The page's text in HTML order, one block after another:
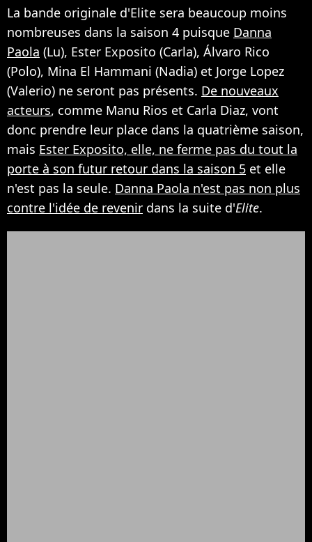
La bande originale d'Elite sera beaucoup moins
nombreuses dans la saison 4 puisque Danna
Paola (Lu), Ester Exposito (Carla), Álvaro Rico
(Polo), Mina El Hammani (Nadia) et Jorge Lopez
(Valerio) ne seront pas présents. De nouveaux
acteurs, comme Manu Rios et Carla Diaz, vont
donc prendre leur place dans la quatrième saison,
mais Ester Exposito, elle, ne ferme pas du tout la
porte à son futur retour dans la saison 5 et elle
n'est pas la seule. Danna Paola n'est pas non plus
contre l'idée de revenir dans la suite d'Elite.